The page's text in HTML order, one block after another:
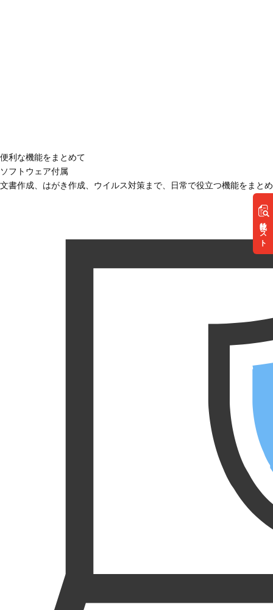
リスト
便利な機能をまとめて
ソフトウェア付属
文書作成、はがき作成、ウイルス対策まで、日常で役立つ機能をまと